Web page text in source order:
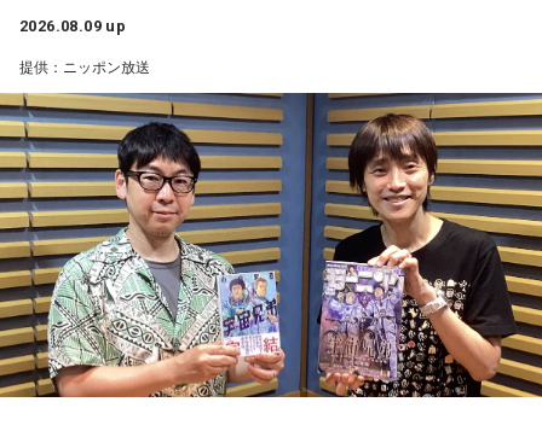
に向けて「自分らしさ」を開花させる時です。今日がお仕事
直になる時間が、今週の波に乗る秘訣ですよ。
■監修者プロフィール：桜羽結万(さくらば・ゆま)
池袋占い館セレーネ所属。占い師を母に持ち、占い歴約20
年。野村證券・パーソルキャリアでの勤務を経て占い師とし
て独立。2024年にはスキルシェアサイト「ココナラ」にて結
婚分野ランキング1位・仕事分野2位を獲得。現在はSATORI電
話占いを始め、年間1000名を鑑定している。
Webサイト：https://selene-uranai.com/
オンライン占いセレーネ：https://online-uranai.jp/
便利になった今だからこそ、ただ景色を眺める時間の大切さ
を感じるエピソードです。
山梨の風景とともに蘇る夏の記憶
『Nostalgic More Story』では、山梨にまつわる風景や、大
切な人との思い出を紹介しています。
今回の放送では、夏の夜空をきっかけに、子どもの頃の純粋
な感動や、時間が経っても色あせない記憶が届けられまし
た。
と科学的裏付けについて等、様々な話を伺っていく。
小山宙哉をゲストに迎える特別番組『マンガのラジオ 宇宙兄
弟スペシャル supported by viviON』は8月16日（日）19時
から放送。放送後には、地上波本編で未公開の音源を含むデ
ィレクターズカット版のポッドキャスト配信も予定してい
る。
【小山宙哉プロフィール】
1978年生 京都府出身 京都市立銅駝美術工芸高等学校（現：
京都市立美術工芸高等学校）、大阪市立デザイン教育研究所
卒業。デザイン会社勤務を経て、「モーニング」に持ち込み
をした『ジジジイ』で第14回MANGA OPEN審査委員賞（わ
2026.08.09 up
提供：ニッポン放送